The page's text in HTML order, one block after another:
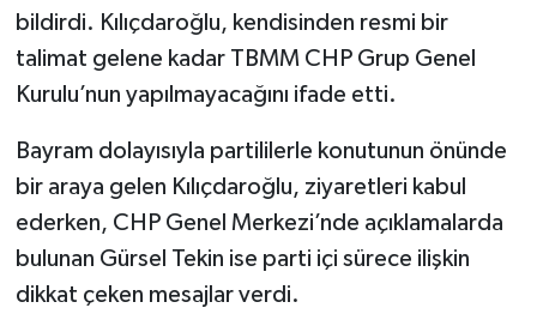
bildirdi. Kılıçdaroğlu, kendisinden resmi bir
talimat gelene kadar TBMM CHP Grup Genel
Kurulu’nun yapılmayacağını ifade etti.
Bayram dolayısıyla partililerle konutunun önünde
bir araya gelen Kılıçdaroğlu, ziyaretleri kabul
ederken, CHP Genel Merkezi’nde açıklamalarda
bulunan Gürsel Tekin ise parti içi sürece ilişkin
dikkat çeken mesajlar verdi.